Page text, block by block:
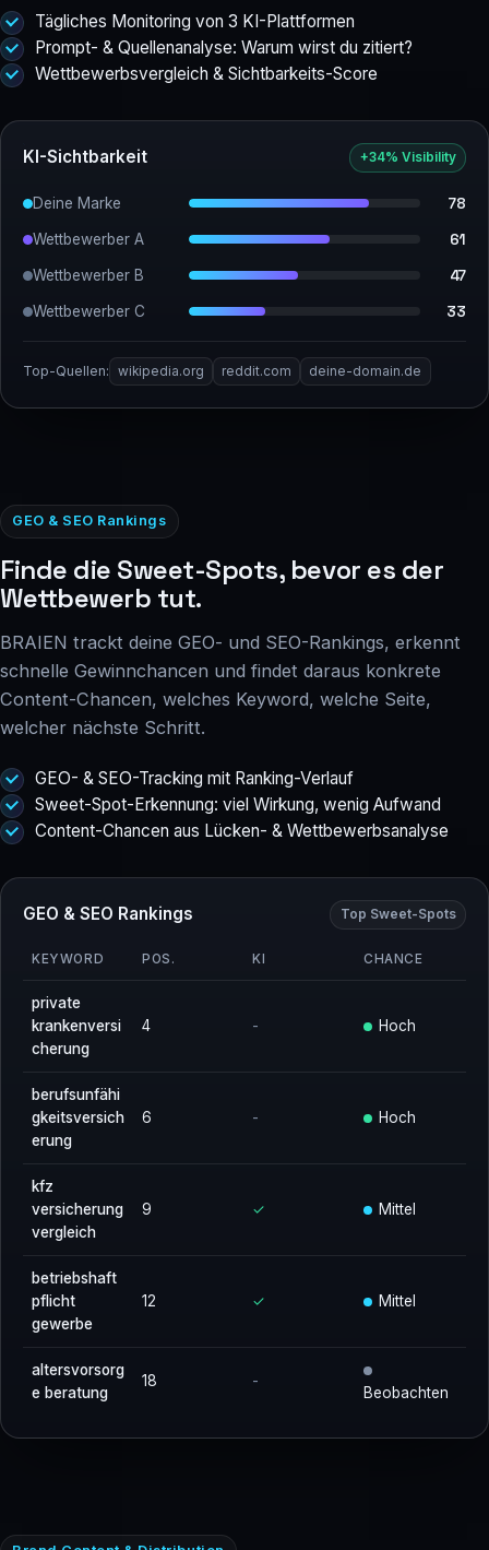
Tägliches Monitoring von 3 KI-Plattformen
Prompt- & Quellenanalyse: Warum wirst du zitiert?
Wettbewerbsvergleich & Sichtbarkeits-Score
KI-Sichtbarkeit +34% Visibility
Deine Marke 78
Wettbewerber A 61
Wettbewerber B 47
Wettbewerber C 33
Top-Quellen: wikipedia.org reddit.com deine-domain.de
GEO & SEO Rankings
Finde die Sweet-Spots, bevor es der
Wettbewerb tut.
BRAIEN trackt deine GEO- und SEO-Rankings, erkennt
schnelle Gewinnchancen und findet daraus konkrete
Content-Chancen, welches Keyword, welche Seite,
welcher nächste Schritt.
GEO- & SEO-Tracking mit Ranking-Verlauf
Sweet-Spot-Erkennung: viel Wirkung, wenig Aufwand
Content-Chancen aus Lücken- & Wettbewerbsanalyse
GEO & SEO Rankings Top Sweet-Spots
KEYWORD POS. KI CHANCE
private
krankenversi
cherung
4 - Hoch
berufsunfähi
gkeitsversich
erung
6 - Hoch
kfz
versicherung
vergleich
9 ✓ Mittel
betriebshaft
pflicht
gewerbe
12 ✓ Mittel
altersvorsorg
e beratung
18 -
Beobachten